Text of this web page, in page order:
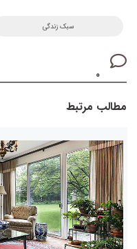
سبک زندگی
۰
مطالب مرتبط